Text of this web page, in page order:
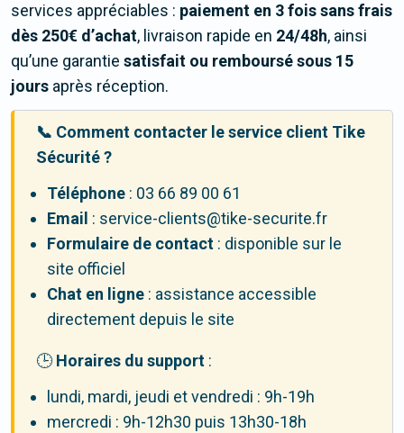
services appréciables : paiement en 3 fois sans frais
dès 250€ d’achat, livraison rapide en 24/48h, ainsi
qu’une garantie satisfait ou remboursé sous 15
jours après réception.
📞 Comment contacter le service client Tike
Sécurité ?
Téléphone : 03 66 89 00 61
Email : service-clients@tike-securite.fr
Formulaire de contact : disponible sur le
site officiel
Chat en ligne : assistance accessible
directement depuis le site
🕒Horaires du support :
lundi, mardi, jeudi et vendredi : 9h-19h
mercredi : 9h-12h30 puis 13h30-18h